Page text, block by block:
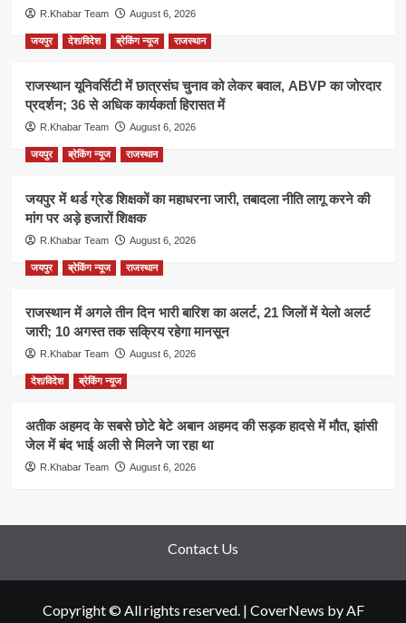
R.Khabar Team August 6, 2026
जयपुर देश/विदेश ब्रेकिंग न्यूज राजस्थान
राजस्थान यूनिवर्सिटी में छात्रसंघ चुनाव को लेकर बवाल, ABVP का जोरदार
प्रदर्शन; 36 से अधिक कार्यकर्ता हिरासत में
R.Khabar Team August 6, 2026
जयपुर ब्रेकिंग न्यूज राजस्थान
जयपुर में थर्ड ग्रेड शिक्षकों का महाधरना जारी, तबादला नीति लागू करने की
मांग पर अड़े हजारों शिक्षक
R.Khabar Team August 6, 2026
जयपुर ब्रेकिंग न्यूज राजस्थान
राजस्थान में अगले तीन दिन भारी बारिश का अलर्ट, 21 जिलों में येलो अलर्ट
जारी; 10 अगस्त तक सक्रिय रहेगा मानसून
R.Khabar Team August 6, 2026
देश/विदेश ब्रेकिंग न्यूज
अतीक अहमद के सबसे छोटे बेटे अबान अहमद की सड़क हादसे में मौत, झांसी
जेल में बंद भाई अली से मिलने जा रहा था
R.Khabar Team August 6, 2026
Contact Us
Copyright © All rights reserved. | CoverNews by AF